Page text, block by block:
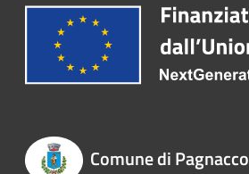
Comune di Pagnacco